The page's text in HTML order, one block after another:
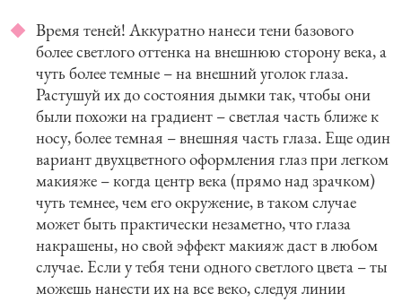
Время теней! Аккуратно нанеси тени базового
более светлого оттенка на внешнюю сторону века, а
чуть более темные – на внешний уголок глаза.
Растушуй их до состояния дымки так, чтобы они
были похожи на градиент – светлая часть ближе к
носу, более темная – внешняя часть глаза. Еще один
вариант двухцветного оформления глаз при легком
макияже – когда центр века (прямо над зрачком)
чуть темнее, чем его окружение, в таком случае
может быть практически незаметно, что глаза
накрашены, но свой эффект макияж даст в любом
случае. Если у тебя тени одного светлого цвета – ты
можешь нанести их на все веко, следуя линии